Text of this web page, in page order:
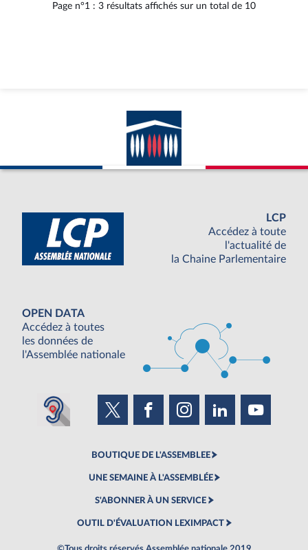
Page n°1 : 3 résultats affichés sur un total de 10
LCP
Accédez à toute
l'actualité de
la Chaine Parlementaire
OPEN DATA
Accédez à toutes
les données de
l'Assemblée nationale
BOUTIQUE DE L'ASSEMBLEE
UNE SEMAINE À L'ASSEMBLÉE
S'ABONNER À UN SERVICE
OUTIL D'ÉVALUATION LEXIMPACT
©Tous droits réservés Assemblée nationale 2019